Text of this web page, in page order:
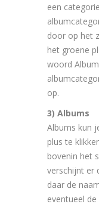
een
door op het
het groene
woord
op.
3) Albums
Albums kun
plus te
bovenin het
verschijnt er
daar de
eventueel